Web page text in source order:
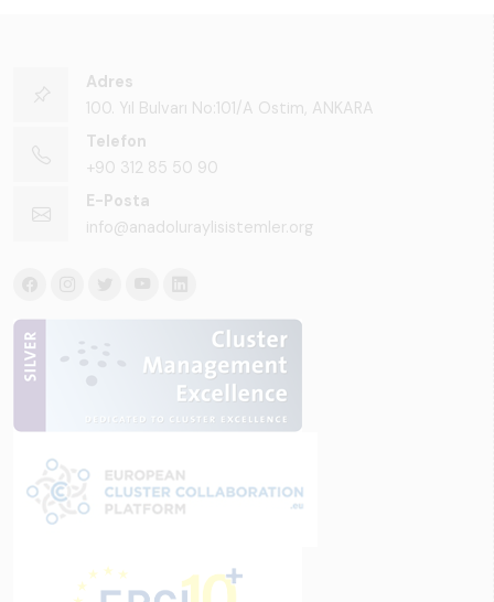
Adres
100. Yıl Bulvarı No:101/A Ostim, ANKARA
Telefon
+90 312 85 50 90
E-Posta
info@anadoluraylisistemler.org